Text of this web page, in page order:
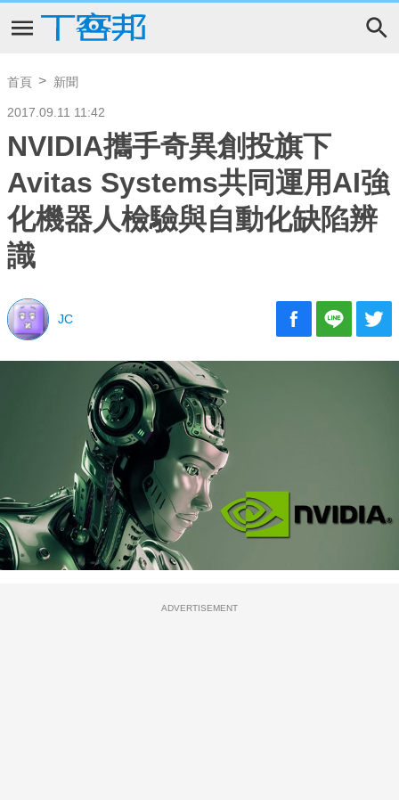
首頁 新聞
2017.09.11 11:42
NVIDIA攜手奇異創投旗下
Avitas Systems共同運用AI強
化機器人檢驗與自動化缺陷辨
識
JC
ADVERTISEMENT